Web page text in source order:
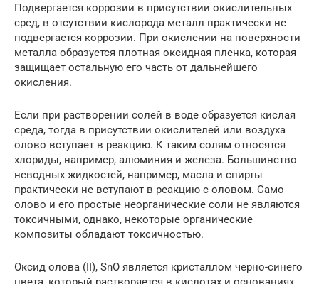
Подвергается коррозии в присутствии окислительных
сред, в отсутствии кислорода металл практически не
подвергается коррозии. При окислении на поверхности
металла образуется плотная оксидная пленка, которая
защищает остальную его часть от дальнейшего
окисления.
Если при растворении солей в воде образуется кислая
среда, тогда в присутствии окислителей или воздуха
олово вступает в реакцию. К таким солям относятся
хлориды, например, алюминия и железа. Большинство
неводных жидкостей, например, масла и спирты
практически не вступают в реакцию с оловом. Само
олово и его простые неорганические соли не являются
токсичными, однако, некоторые органические
композиты обладают токсичностью.
Оксид олова (II), SnO является кристаллом черно-синего